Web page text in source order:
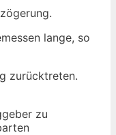
lange, so
zurücktreten.
zu